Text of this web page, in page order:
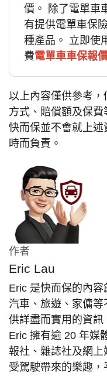
價。 除了電單車
有提供電單車保
種產品。 立即使
費電單車車保報
以上內容僅供參考
方式、賠償額及保費
快而保並不會就上
時而負責。
作者
Eric Lau
Eric 是快而保的內
汽車、旅遊、家傭
供詳盡而實用的資訊
Eric 擁有逾 20 年媒
報社、雜誌社及網
受駕駛帶來的樂趣，